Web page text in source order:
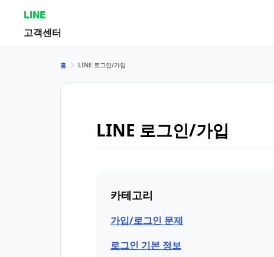
LINE
고객센터
홈 LINE 로그인/가입
LINE 로그인/가입
카테고리
가입/로그인 문제
로그인 기본 정보